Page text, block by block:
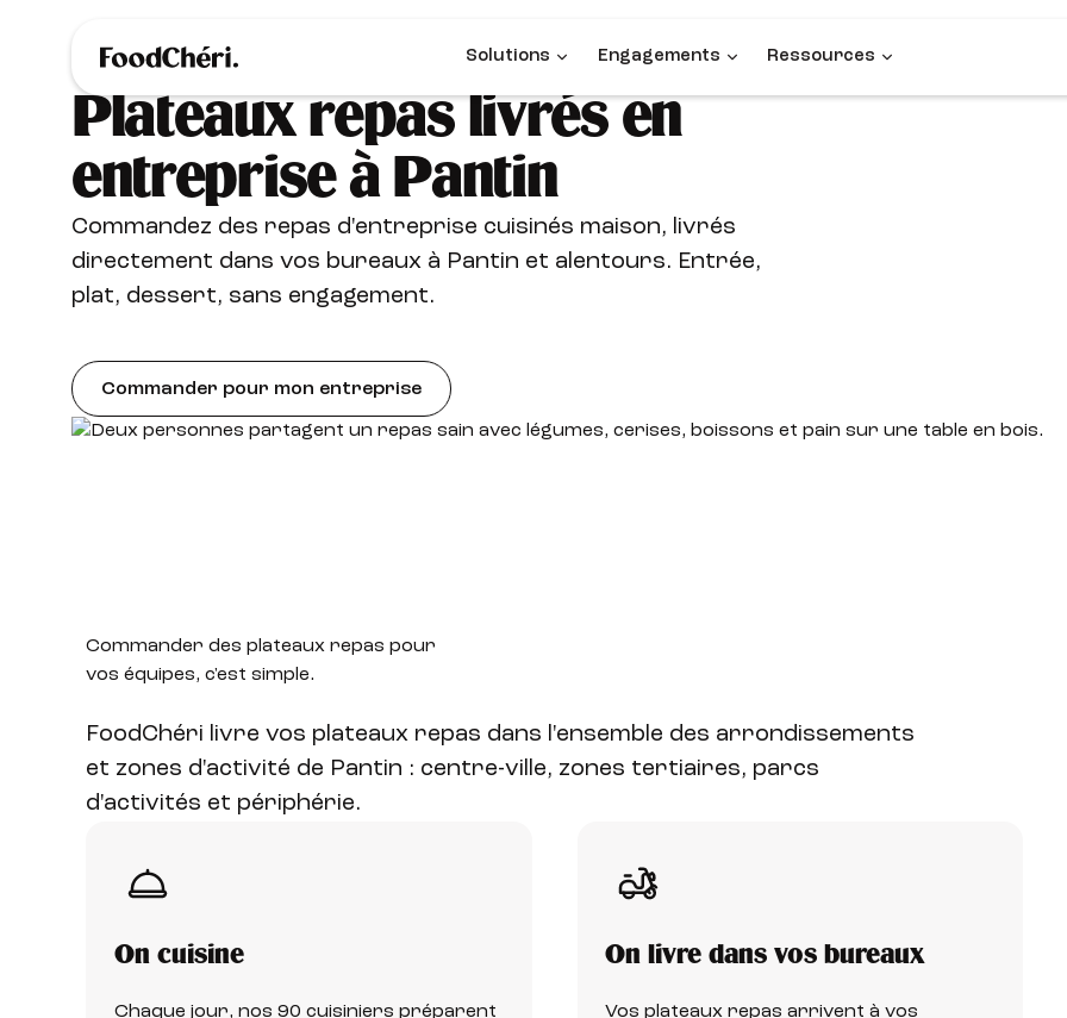
Solutions Engagements Ressources
Plateaux repas livrés en
entreprise à Pantin
Commandez des repas d'entreprise cuisinés maison, livrés
directement dans vos bureaux à Pantin et alentours. Entrée,
plat, dessert, sans engagement.
Commander pour mon entreprise
Commander des plateaux repas pour
vos équipes, c'est simple.
FoodChéri livre vos plateaux repas dans l'ensemble des arrondissements
et zones d'activité de Pantin : centre-ville, zones tertiaires, parcs
d'activités et périphérie.
On cuisine
Chaque jour, nos 90 cuisiniers préparent
On livre dans vos bureaux
Vos plateaux repas arrivent à vos